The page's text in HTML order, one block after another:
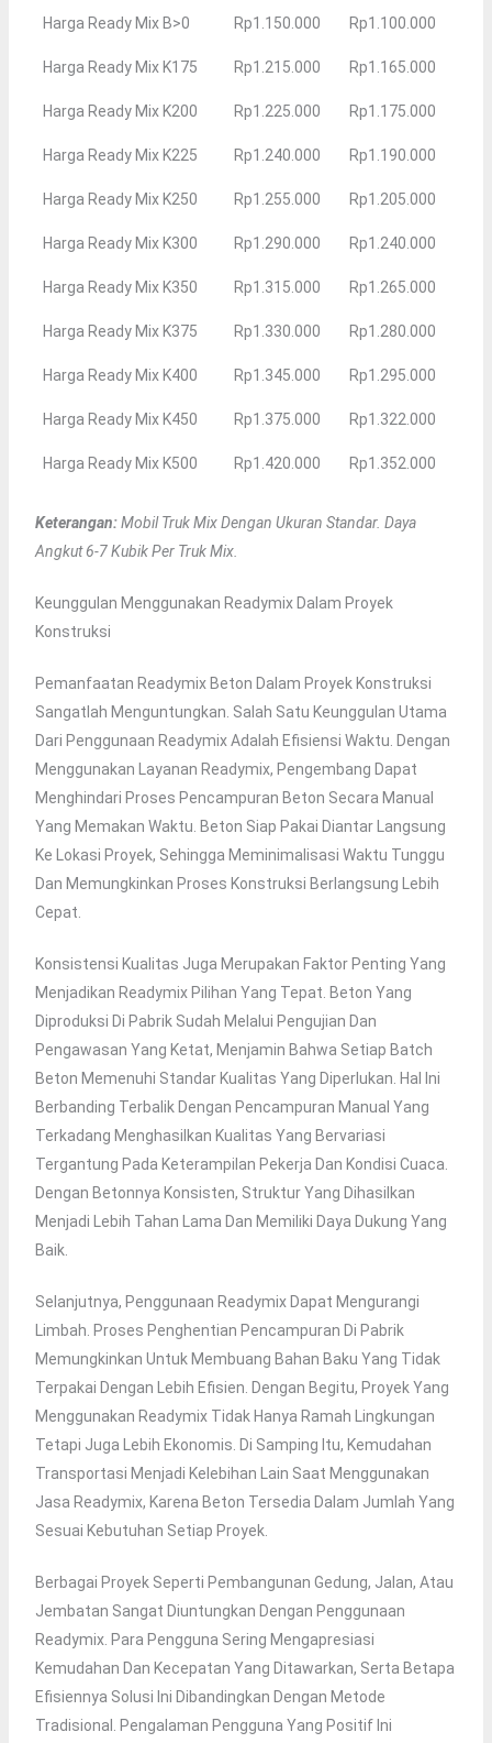
Harga Ready Mix B>0 Rp1.150.000 Rp1.100.000
Harga Ready Mix K175 Rp1.215.000 Rp1.165.000
Harga Ready Mix K200 Rp1.225.000 Rp1.175.000
Harga Ready Mix K225 Rp1.240.000 Rp1.190.000
Harga Ready Mix K250 Rp1.255.000 Rp1.205.000
Harga Ready Mix K300 Rp1.290.000 Rp1.240.000
Harga Ready Mix K350 Rp1.315.000 Rp1.265.000
Harga Ready Mix K375 Rp1.330.000 Rp1.280.000
Harga Ready Mix K400 Rp1.345.000 Rp1.295.000
Harga Ready Mix K450 Rp1.375.000 Rp1.322.000
Harga Ready Mix K500 Rp1.420.000 Rp1.352.000
Keterangan:Mobil Truk Mix Dengan Ukuran Standar. Daya
Angkut 6-7 Kubik Per Truk Mix.
Keunggulan Menggunakan Readymix Dalam Proyek
Konstruksi
Pemanfaatan Readymix Beton Dalam Proyek Konstruksi
Sangatlah Menguntungkan. Salah Satu Keunggulan Utama
Dari Penggunaan Readymix Adalah Efisiensi Waktu. Dengan
Menggunakan Layanan Readymix, Pengembang Dapat
Menghindari Proses Pencampuran Beton Secara Manual
Yang Memakan Waktu. Beton Siap Pakai Diantar Langsung
Ke Lokasi Proyek, Sehingga Meminimalisasi Waktu Tunggu
Dan Memungkinkan Proses Konstruksi Berlangsung Lebih
Cepat.
Konsistensi Kualitas Juga Merupakan Faktor Penting Yang
Menjadikan Readymix Pilihan Yang Tepat. Beton Yang
Diproduksi Di Pabrik Sudah Melalui Pengujian Dan
Pengawasan Yang Ketat, Menjamin Bahwa Setiap Batch
Beton Memenuhi Standar Kualitas Yang Diperlukan. Hal Ini
Berbanding Terbalik Dengan Pencampuran Manual Yang
Terkadang Menghasilkan Kualitas Yang Bervariasi
Tergantung Pada Keterampilan Pekerja Dan Kondisi Cuaca.
Dengan Betonnya Konsisten, Struktur Yang Dihasilkan
Menjadi Lebih Tahan Lama Dan Memiliki Daya Dukung Yang
Baik.
Selanjutnya, Penggunaan Readymix Dapat Mengurangi
Limbah. Proses Penghentian Pencampuran Di Pabrik
Memungkinkan Untuk Membuang Bahan Baku Yang Tidak
Terpakai Dengan Lebih Efisien. Dengan Begitu, Proyek Yang
Menggunakan Readymix Tidak Hanya Ramah Lingkungan
Tetapi Juga Lebih Ekonomis. Di Samping Itu, Kemudahan
Transportasi Menjadi Kelebihan Lain Saat Menggunakan
Jasa Readymix, Karena Beton Tersedia Dalam Jumlah Yang
Sesuai Kebutuhan Setiap Proyek.
Berbagai Proyek Seperti Pembangunan Gedung, Jalan, Atau
Jembatan Sangat Diuntungkan Dengan Penggunaan
Readymix. Para Pengguna Sering Mengapresiasi
Kemudahan Dan Kecepatan Yang Ditawarkan, Serta Betapa
Efisiennya Solusi Ini Dibandingkan Dengan Metode
Tradisional. Pengalaman Pengguna Yang Positif Ini